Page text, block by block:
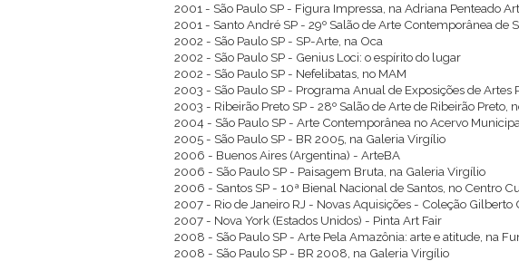
2001 - São Paulo SP - Figura Impressa, na Adriana Penteado
2001 - Santo André SP - 29º Salão de Arte Contemporânea de
2002 - São Paulo SP - SP-Arte, na Oca
2002 - São Paulo SP - Genius Loci: o espírito do lugar
2002 - São Paulo SP - Nefelibatas, no MAM
2003 - São Paulo SP - Programa Anual de Exposições de
2003 - Ribeirão Preto SP - 28º Salão de Arte de Ribeirão Preto,
2004 - São Paulo SP - Arte Contemporânea no Acervo
2005 - São Paulo SP - BR 2005, na Galeria Virgílio
2006 - Buenos Aires (Argentina) - ArteBA
2006 - São Paulo SP - Paisagem Bruta, na Galeria Virgílio
2006 - Santos SP - 10ª Bienal Nacional de Santos, no Centro
2007 - Rio de Janeiro RJ - Novas Aquisições - Coleção
2007 - Nova York (Estados Unidos) - Pinta Art Fair
2008 - São Paulo SP - Arte Pela Amazônia: arte e atitude, na
2008 - São Paulo SP - BR 2008, na Galeria Virgílio